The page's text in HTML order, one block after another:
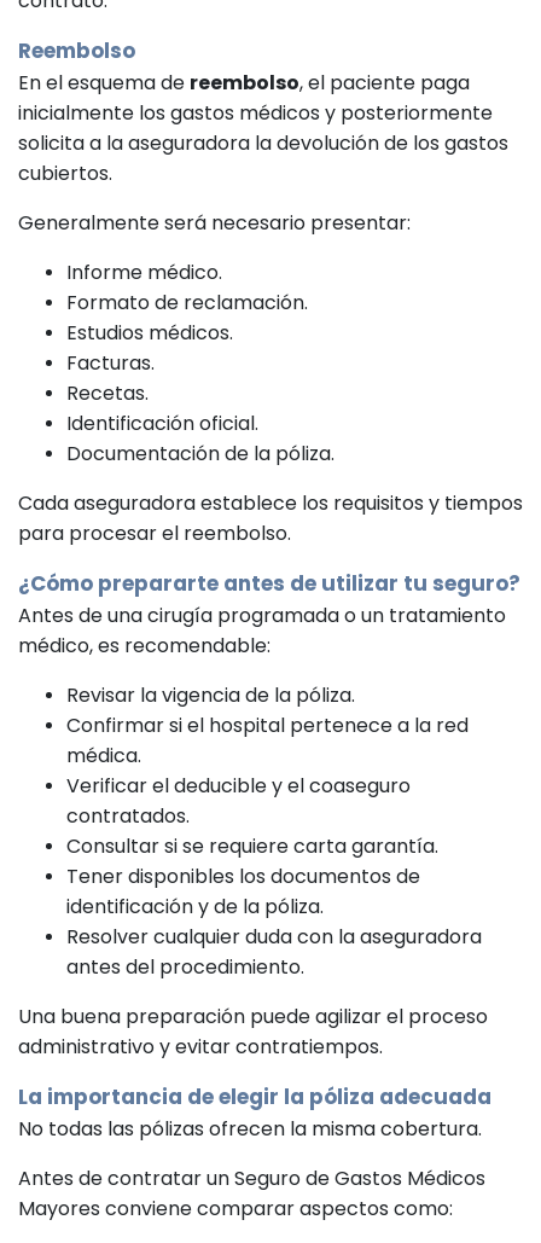
Reembolso
En el esquema de reembolso, el paciente paga
inicialmente los gastos médicos y posteriormente
solicita a la aseguradora la devolución de los gastos
cubiertos.
Generalmente será necesario presentar:
Informe médico.
Formato de reclamación.
Estudios médicos.
Facturas.
Recetas.
Identificación oficial.
Documentación de la póliza.
Cada aseguradora establece los requisitos y tiempos
para procesar el reembolso.
¿Cómo prepararte antes de utilizar tu seguro?
Antes de una cirugía programada o un tratamiento
médico, es recomendable:
Revisar la vigencia de la póliza.
Confirmar si el hospital pertenece a la red
médica.
Verificar el deducible y el coaseguro
contratados.
Consultar si se requiere carta garantía.
Tener disponibles los documentos de
identificación y de la póliza.
Resolver cualquier duda con la aseguradora
antes del procedimiento.
Una buena preparación puede agilizar el proceso
administrativo y evitar contratiempos.
La importancia de elegir la póliza adecuada
No todas las pólizas ofrecen la misma cobertura.
Antes de contratar un Seguro de Gastos Médicos
Mayores conviene comparar aspectos como: